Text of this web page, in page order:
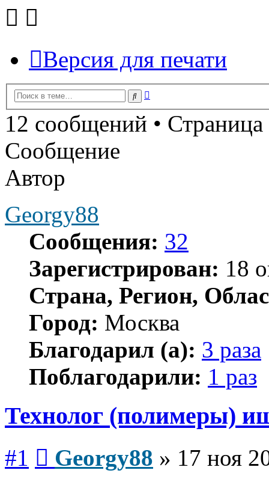
Версия для печати
Поиск
12 сообщений • Страница
Сообщение
Автор
Georgy88
Сообщения: 32
Зарегистрирован: 18
Страна, Регион,
Город: Москва
Благодарил (а): 3 раза
Поблагодарили: 1 раз
Технолог (полимеры)
#1 Georgy88 » 17 ноя